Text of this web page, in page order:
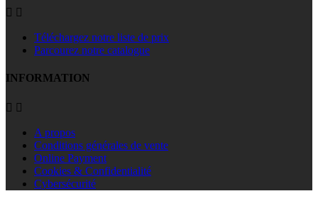
 
Téléchargez notre liste de prix
Parcourez notre catalogue
INFORMATION
 
A propos
Conditions générales de vente
Online Payment
Cookies & Confidentialité
Cybersécurité